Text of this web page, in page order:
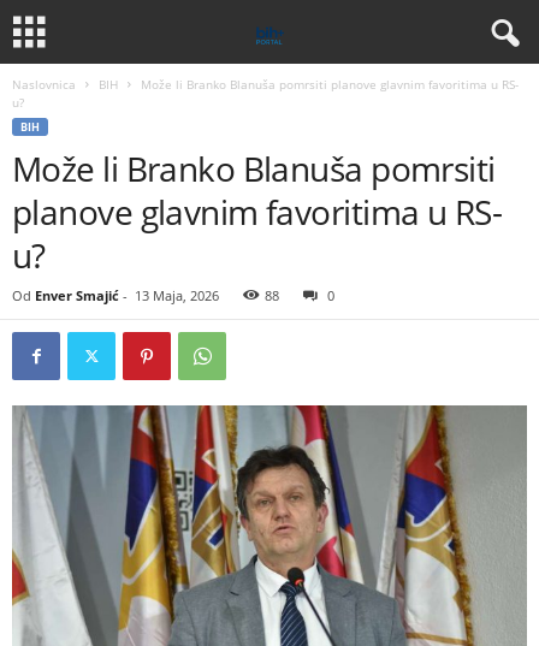
Naslovnica BIH
Može li Branko Blanuša pomrsiti planove glavnim favoritima u RS-
u?
BIH
Može li Branko Blanuša pomrsiti
planove glavnim favoritima u RS-
u?
Od Enver Smajić - 13 Maja, 2026 88 0